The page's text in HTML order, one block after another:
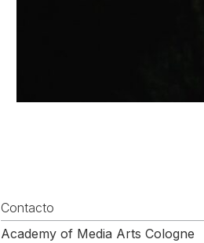
Contacto
Academy of Media Arts Cologne